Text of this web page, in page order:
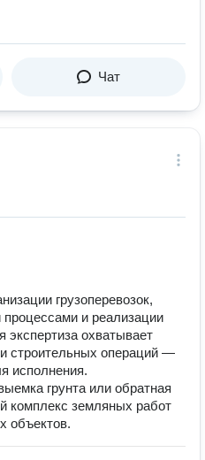
Чат
грузоперевозок,
процессами и реализации
экспертиза охватывает
строительных операций —
исполнения.
грунта или обратная
комплекс земляных работ
объектов.